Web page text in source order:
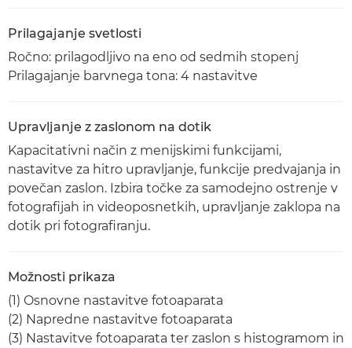
Prilagajanje svetlosti
Ročno: prilagodljivo na eno od sedmih stopenj
Prilagajanje barvnega tona: 4 nastavitve
Upravljanje z zaslonom na dotik
Kapacitativni način z menijskimi funkcijami,
nastavitve za hitro upravljanje, funkcije predvajanja in
povečan zaslon. Izbira točke za samodejno ostrenje v
fotografijah in videoposnetkih, upravljanje zaklopa na
dotik pri fotografiranju.
Možnosti prikaza
(1) Osnovne nastavitve fotoaparata
(2) Napredne nastavitve fotoaparata
(3) Nastavitve fotoaparata ter zaslon s histogramom in